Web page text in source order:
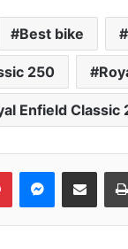
Best bike
250
Enfield
PinterestMessenger
Share via Email